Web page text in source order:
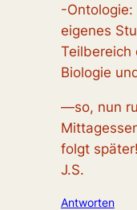
-Ontologie:
eigenes
Teilbereich
Biologie
—so, nun
folgt später!
J.S.
Antworten